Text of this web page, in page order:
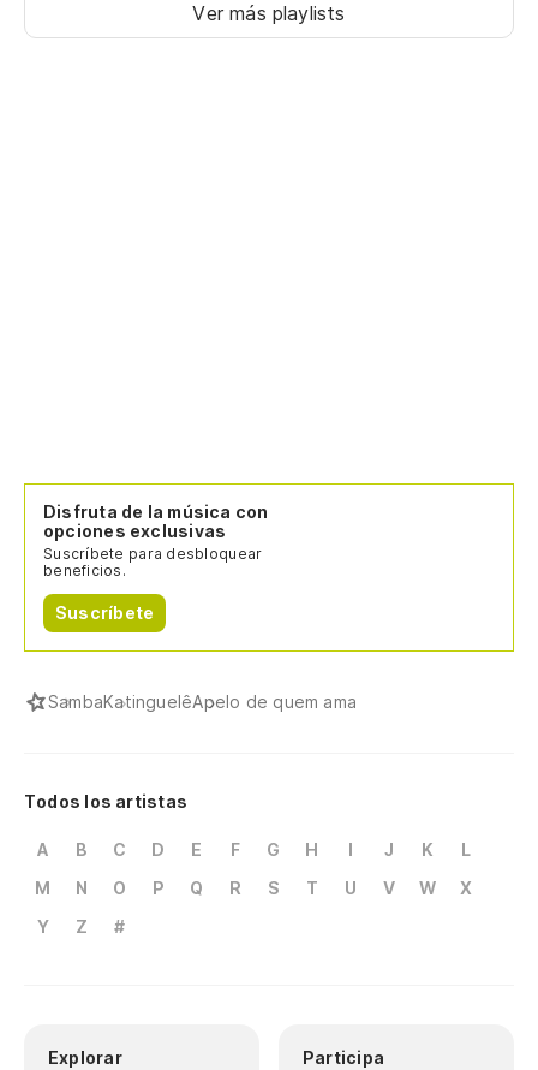
Ver más playlists
Disfruta de la música con
opciones exclusivas
Suscríbete para desbloquear
beneficios.
Suscríbete
SambaKatinguelêApelo de quem ama
Todos los artistas
A B C D E F G H I J K
L
M
N O P Q R S T U V W
X
Y
Z #
Explorar Participa